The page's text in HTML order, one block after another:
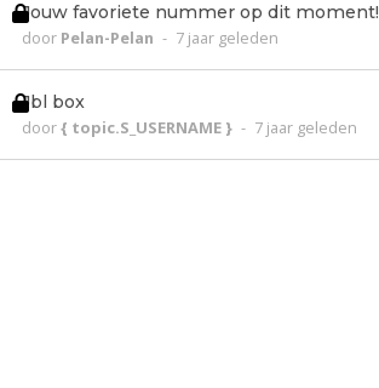
Jouw favoriete nummer op dit moment!
door Pelan-Pelan - 7 jaar geleden
Jbl box
door{ topic.S_USERNAME } - 7 jaar geleden